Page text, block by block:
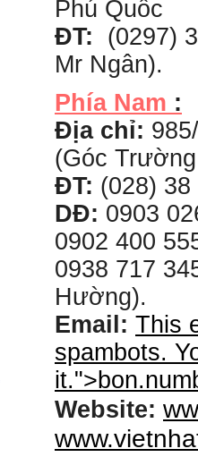
Phú Quốc
ĐT:
(0297)
Mr Ngân).
Phía Nam :
Địa chỉ:
(Góc
ĐT: (028)
DĐ: 0903
0902 400
0938 717
Hường).
Email: This
spambots.
it.">
Website: